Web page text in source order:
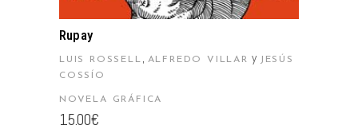
Rupay
LUIS ROSSELL , ALFREDO VILLAR y
JESÚS
COSSÍO
NOVELA GRÁFICA
15.00€